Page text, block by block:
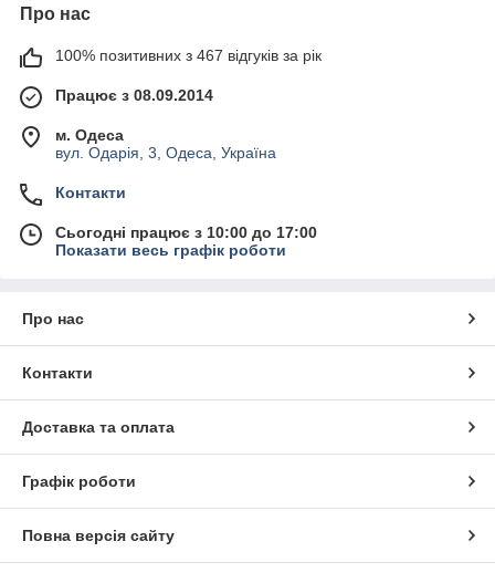
Про нас
100% позитивних з 467 відгуків за рік
Працює з 08.09.2014
м. Одеса
вул. Одарія, 3, Одеса, Україна
Контакти
Сьогодні працює з 10:00 до 17:00
Показати весь графік роботи
Про нас
Контакти
Доставка та оплата
Графік роботи
Повна версія сайту